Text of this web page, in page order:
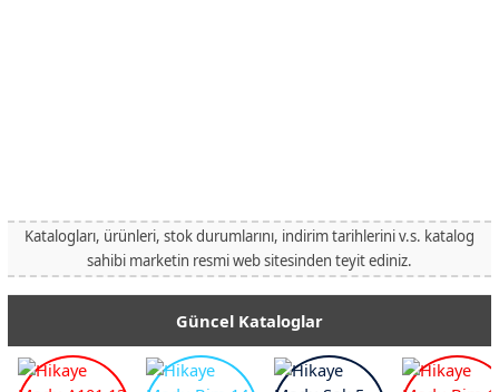
Katalogları, ürünleri, stok durumlarını, indirim tarihlerini v.s. katalog
sahibi marketin resmi web sitesinden teyit ediniz.
Güncel Kataloglar